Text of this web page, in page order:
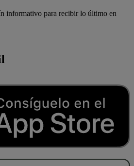
informativo para recibir lo último en